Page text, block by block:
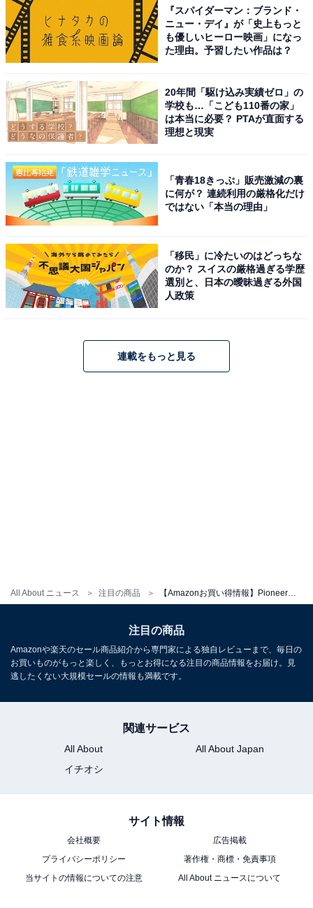
All About ニュース 注目の商品
2D ワイヤレス AppleCarPlay AndroidAuto Bluetooth
カロッツェリア
Amazonで見る
Pioneer「FH-8500DVS」
Bluetooth iPod iPhone AUX DSP カロッツェリア
Amazonで見る
Amazonで見る
Pioneer「FH-4600」
Pioneer カーオーディオ FH-4600 2D CD Bluetooth USB
iPod iPhone AUX カロッツェリア
Pioneer「MVH-5600」
『スパイダーマン：ブランド・
ニュー・デイ』が「史上もっと
も優しいヒーロー映画」になっ
た理由。予習したい作品は？
20年間「駆け込み実績ゼロ」の
学校も…「こども110番の家」
は本当に必要？ PTAが直面する
理想と現実
「青春18きっぷ」販売激減の裏
に何が？ 連続利用の厳格化だけ
ではない「本当の理由」
「移民」に冷たいのはどっちな
のか？ スイスの厳格過ぎる学歴
選別と、日本の曖昧過ぎる外国
人政策
連載をもっと見る
注目の商品
Amazonや楽天のセール商品紹介から専門家による独自レビューまで、毎日の
お買いものがもっと楽しく、もっとお得になる注目の商品情報をお届け。見
逃したくない大規模セールの情報も満載です。
関連サービス
All About
All About Japan
イチオシ
サイト情報
会社概要
広告掲載
プライバシーポリシー
著作権・商標・免責事項
当サイトの情報についての注意
All About ニュースについて